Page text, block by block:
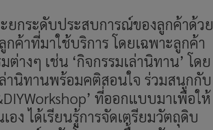
กระดับประสบการณ์ของลูกค้าด้วย
ค้าที่มาใช้บริการ โดยเฉพาะลูกค้า
ต่างๆ เช่น ‘กิจกรรมเล่านิทาน’ โดย
านิทานพร้อมคติสอนใจ ร่วมสนุกกับ
DIYWorkshop’ ที่ออกแบบมาเพื่อให้
ง ได้เรียนรู้การจัดเตรียมวัตถุดิบ